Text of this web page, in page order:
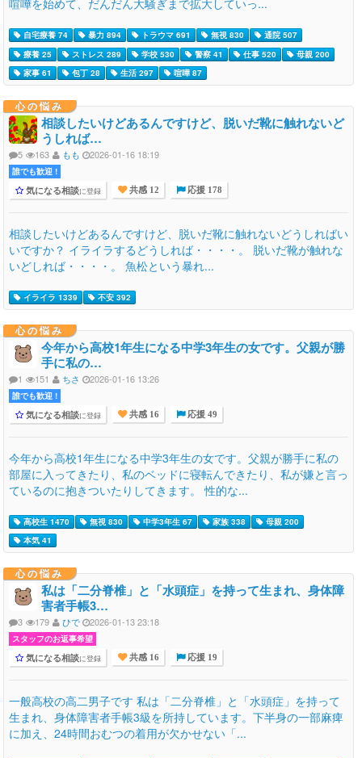
自宅療養 74 暴力 894 トラウマ 691 無視 830
通院 507
療養 25
ストレス 289 学校 530 警察 41 仕事 520
母親 200
家事 61
包丁 28 生活 297 喧嘩 87
心の悩み
相談したいけどあるんですけど、脱いだ靴に触れないど
うしれば…
5 163 もも 2026-01-16 18:19
誰でも歓迎 !
気になる相談に登録 共感 12 応援 178
相談したいけどあるんですけど、脱いだ靴に触れないどうしればい
いですか？ イライラするどうしれば・・・・。 脱いだ靴が触れな
いどしれば・・・・。 魚松という暴れ...
イライラ 1339 不安 392
心の悩み
今年から高校1年生になる中学3年生の女です。父親が勝
手に私の…
1 151 ちさ 2026-01-16 13:26
誰でも歓迎 !
気になる相談に登録 共感 16 応援 49
今年から高校1年生になる中学3年生の女です。父親が勝手に私の
部屋に入ってきたり、私のベッドに寝転んできたり、私が嫌と言っ
ているのに抱きついたりしてきます。 性的な...
高校生 1470 無視 830 中学3年生 67 家族 338
母親 200
本気 41
心の悩み
私は「二分脊椎」と「水頭症」を持って生まれ、身体障
害者手帳3…
3 179 ひで 2026-01-13 23:18
スタッフのお返事希望
気になる相談に登録 共感 16 応援 19
一般高校の高二男子です 私は「二分脊椎」と「水頭症」を持って
生まれ、身体障害者手帳3級を所持しています。下半身の一部麻痺
に加え、24時間おむつの着用が欠かせない「...